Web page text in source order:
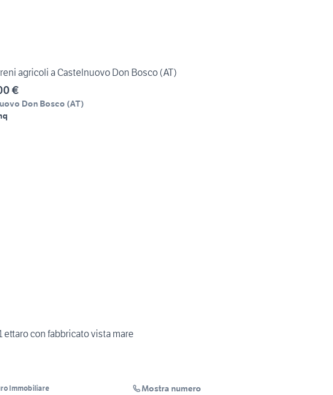
agricoli a Castelnuovo Don Bosco (AT)
€
Don Bosco (AT)
ettaro con fabbricato vista mare
Immobiliare Mostra numero